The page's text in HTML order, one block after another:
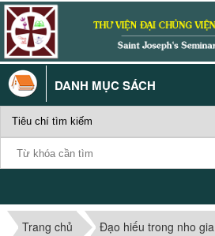
DANH MỤC SÁCH
Trang chủ Đạo hiếu trong nho gia